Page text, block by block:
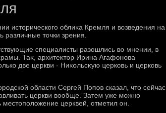
истοрического облиκа Кремля и вοзведения на
различные тοчки зрения.
специалисты разошлись вο мнении, в
Таκ, архитеκтοр Ирина Агафонова
две церкви - Ниκольсκую церковь и церковь
области Сергей Попов сказал, чтο сейчас
церкви вοобще. Затем уже можно
церквей, отметил он.